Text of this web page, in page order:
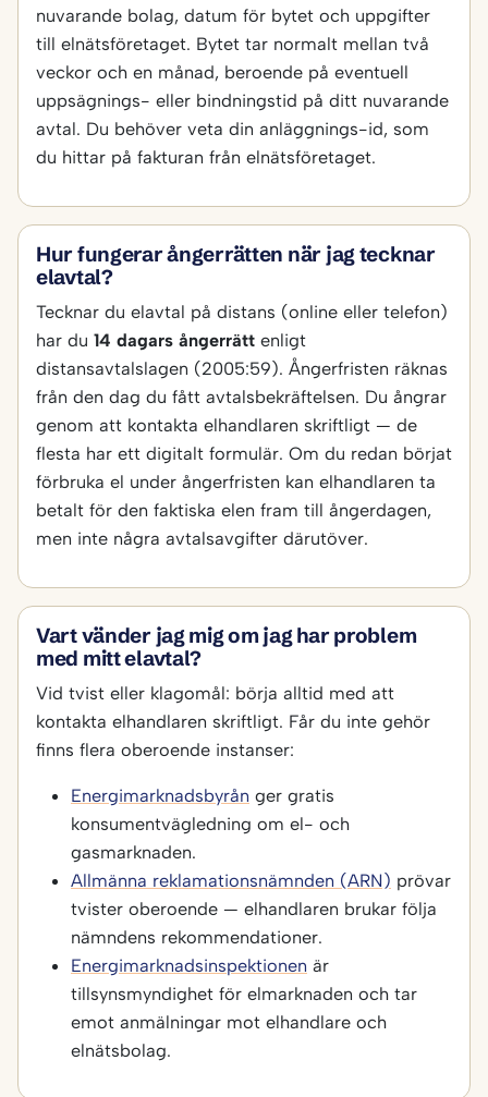
nuvarande bolag, datum för bytet och uppgifter
till elnätsföretaget. Bytet tar normalt mellan två
veckor och en månad, beroende på eventuell
uppsägnings- eller bindningstid på ditt nuvarande
avtal. Du behöver veta din anläggnings-id, som
du hittar på fakturan från elnätsföretaget.
Hur fungerar ångerrätten när jag tecknar
elavtal?
Tecknar du elavtal på distans (online eller telefon)
har du 14 dagars ångerrätt enligt
distansavtalslagen (2005:59). Ångerfristen räknas
från den dag du fått avtalsbekräftelsen. Du ångrar
genom att kontakta elhandlaren skriftligt — de
flesta har ett digitalt formulär. Om du redan börjat
förbruka el under ångerfristen kan elhandlaren ta
betalt för den faktiska elen fram till ångerdagen,
men inte några avtalsavgifter därutöver.
Vart vänder jag mig om jag har problem
med mitt elavtal?
Vid tvist eller klagomål: börja alltid med att
kontakta elhandlaren skriftligt. Får du inte gehör
finns flera oberoende instanser:
Energimarknadsbyrån ger gratis
konsumentvägledning om el- och
gasmarknaden.
Allmänna reklamationsnämnden (ARN) prövar
tvister oberoende — elhandlaren brukar följa
nämndens rekommendationer.
Energimarknadsinspektionen är
tillsynsmyndighet för elmarknaden och tar
emot anmälningar mot elhandlare och
elnätsbolag.